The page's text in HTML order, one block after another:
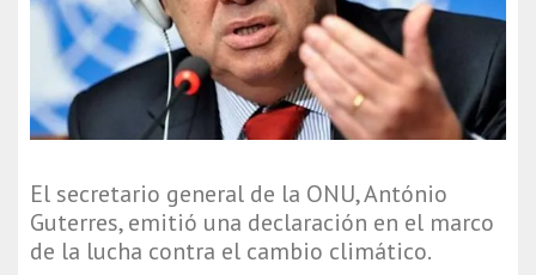
El secretario general de la ONU, António
Guterres, emitió una declaración en el marco
de la lucha contra el cambio climático.